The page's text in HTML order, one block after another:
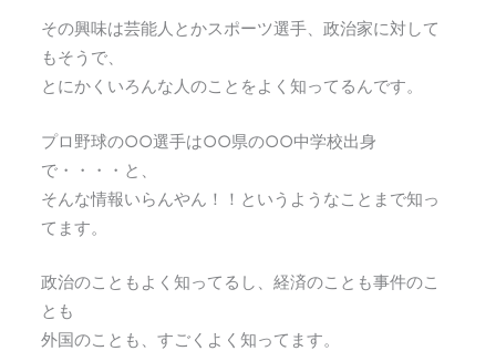
その興味は芸能人とかスポーツ選手、政治家に対して
もそうで、
とにかくいろんな人のことをよく知ってるんです。
プロ野球の○○選手は○○県の○○中学校出身
で・・・・と、
そんな情報いらんやん！！というようなことまで知っ
てます。
政治のこともよく知ってるし、経済のことも事件のこ
とも
外国のことも、すごくよく知ってます。